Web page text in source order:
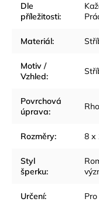
Dle
příležitosti:
Materiál:
Motiv /
Vzhled:
Povrchová
úprava:
Rozměry: 8 x
Styl
šperku:
Určení: